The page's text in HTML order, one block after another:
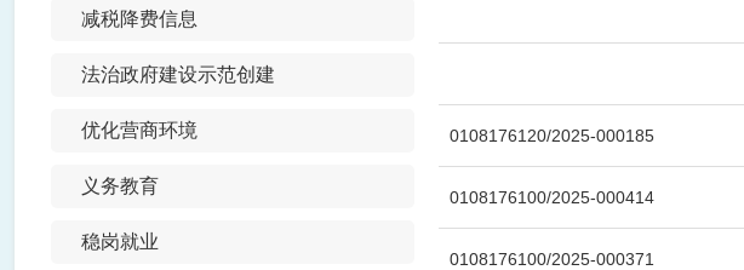
减税降费信息
法治政府建设示范创建
优化营商环境
义务教育
稳岗就业
0108176120/2025-000185
0108176100/2025-000414
0108176100/2025-000371